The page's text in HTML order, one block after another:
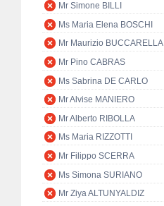
Mr Simone BILLI
Ms Maria Elena BOSCHI
Mr Maurizio BUCCARELLA
Mr Pino CABRAS
Ms Sabrina DE CARLO
Mr Alvise MANIERO
Mr Alberto RIBOLLA
Ms Maria RIZZOTTI
Mr Filippo SCERRA
Ms Simona SURIANO
Mr Ziya ALTUNYALDIZ